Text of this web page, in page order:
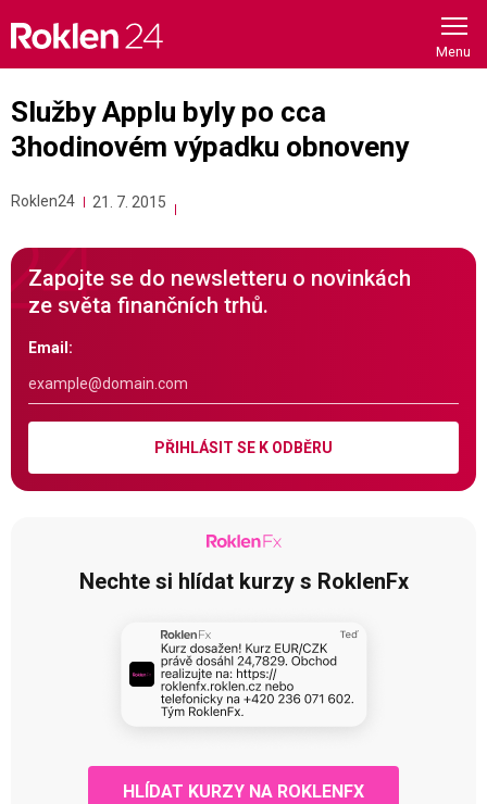
content
Služby Applu byly po cca
3hodinovém výpadku obnoveny
Roklen24 21. 7. 2015
Zapojte se do newsletteru o novinkách
ze světa finančních trhů.
Email:
PŘIHLÁSIT SE K ODBĚRU
Nechte si hlídat kurzy s RoklenFx
HLÍDAT KURZY NA ROKLENFX